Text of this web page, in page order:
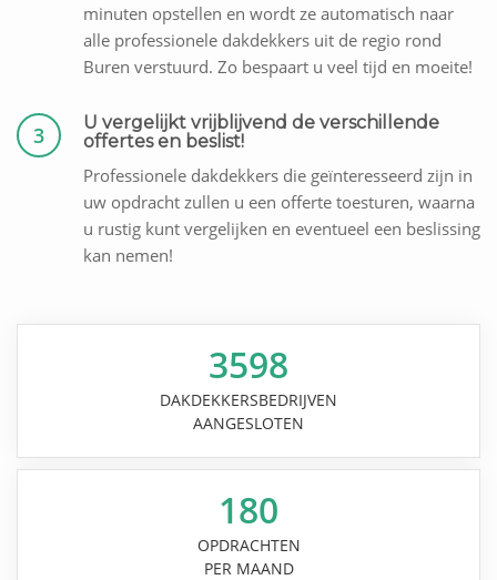
minuten opstellen en wordt ze automatisch naar
alle professionele dakdekkers uit de regio rond
Buren verstuurd. Zo bespaart u veel tijd en moeite!
3
U vergelijkt vrijblijvend de verschillende
offertes en beslist!
Professionele dakdekkers die geïnteresseerd zijn in
uw opdracht zullen u een offerte toesturen, waarna
u rustig kunt vergelijken en eventueel een beslissing
kan nemen!
3598
DAKDEKKERSBEDRIJVEN
AANGESLOTEN
180
OPDRACHTEN
PER MAAND